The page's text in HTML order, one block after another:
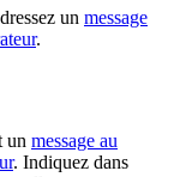
un message
.
un message au
. Indiquez dans